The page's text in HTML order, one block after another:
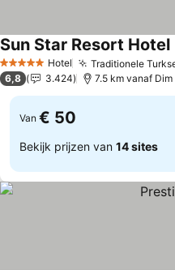
5 Sterren Hotel Traditionele
Sun Star Resort Hotel
6,8 3.424 7.5 km vanaf Dim
Van € 50
Bekijk prijzen van 14 sites